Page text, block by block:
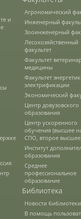
деятельность
партнеры
стажировки
и
Агрономический
Инженерный
Зооинженерный
Лесохозяйственный
факультет
Факультет
медицины
Факультет
электрификации
Экономический
Центр довузовского
образования
Центр ускоренного
обучения (высшее
СПО, второе
Институт
образования
Среднее
профессиональное
образование
Библиотека
Новости библиотеки
В помощь